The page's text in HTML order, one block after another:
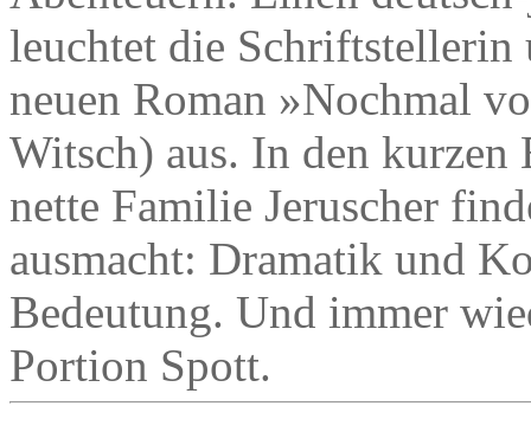
leuchtet die
neuen Roman »Nochmal
Witsch) aus. In den kurzen
nette Familie Jeruscher
ausmacht: Dramatik und
Bedeutung. Und immer
Portion Spott.